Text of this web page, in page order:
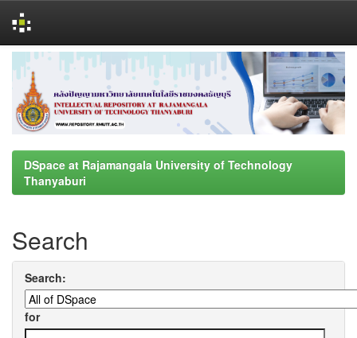
navigation
DSpace at Rajamangala University of Technology
Thanyaburi
Search
Search:
for